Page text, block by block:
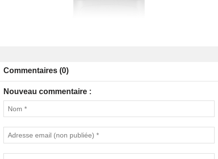
Commentaires (0)
Nouveau commentaire :